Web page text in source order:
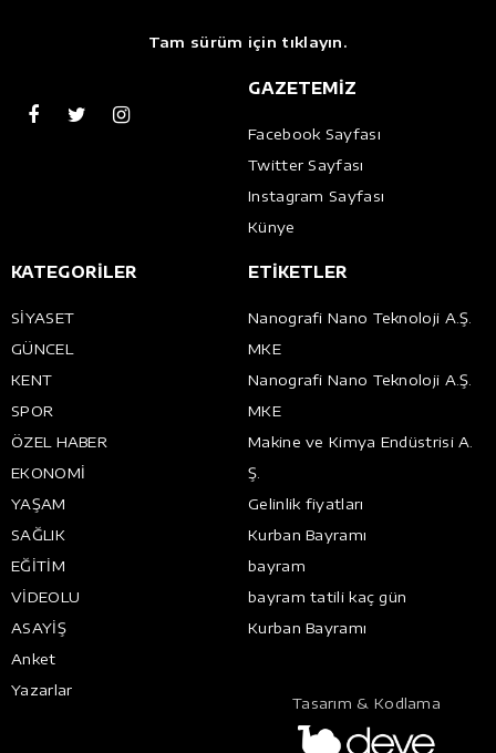
Tam sürüm için tıklayın.
GAZETEMİZ
Facebook Sayfası
Twitter Sayfası
Instagram Sayfası
Künye
KATEGORİLER
SİYASET
GÜNCEL
KENT
SPOR
ÖZEL HABER
EKONOMİ
YAŞAM
SAĞLIK
EĞİTİM
VİDEOLU
ASAYİŞ
Anket
Yazarlar
ETİKETLER
Nanografi Nano Teknoloji A.Ş.
MKE
Nanografi Nano Teknoloji A.Ş.
MKE
Makine ve Kimya Endüstrisi A.
Ş.
Gelinlik fiyatları
Kurban Bayramı
bayram
bayram tatili kaç gün
Kurban Bayramı
Tasarım & Kodlama